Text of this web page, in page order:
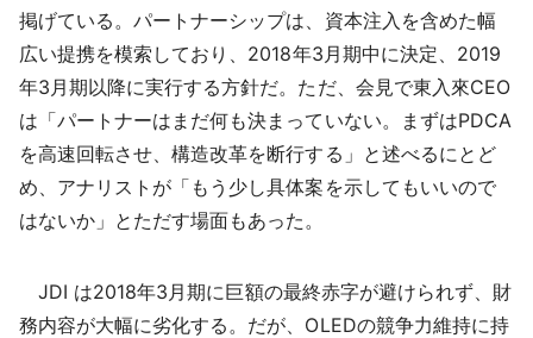
掲げている。パートナーシップは、資本注入を含めた幅
広い提携を模索しており、2018年3月期中に決定、2019
年3月期以降に実行する方針だ。ただ、会見で東入來CEO
は「パートナーはまだ何も決まっていない。まずはPDCA
を高速回転させ、構造改革を断行する」と述べるにとど
め、アナリストが「もう少し具体案を示してもいいので
はないか」とただす場面もあった。
JDI は2018年3月期に巨額の最終赤字が避けられず、財
務内容が大幅に劣化する。だが、OLEDの競争力維持に持